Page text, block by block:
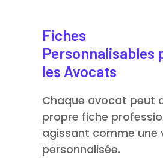
Fiches
Personnalisables
les Avocats
Chaque avocat peut
propre fiche
agissant comme une
personnalisée.